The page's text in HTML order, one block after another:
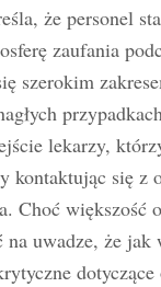
że personel
zaufania
szerokim
lekarzy,
kontaktując się z
Choć
uwadze, że